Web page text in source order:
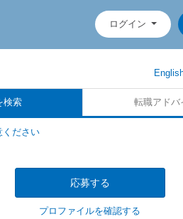
ログイン
検索 転職アドバ
ださい
応募する
プロファイルを確認する